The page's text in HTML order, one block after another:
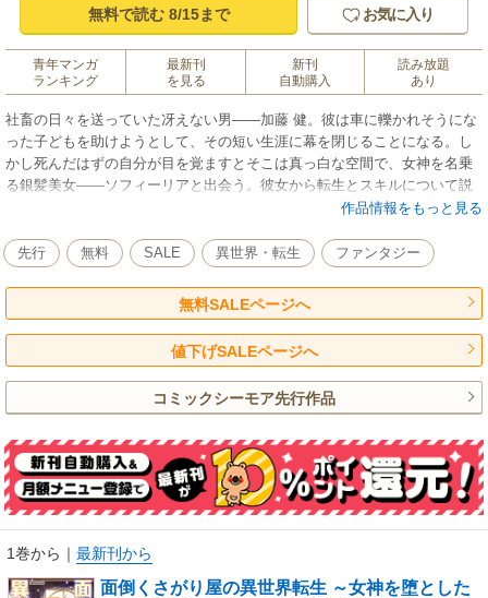
無料で読む 8/15まで お気に入り
青年マンガ
ランキング
最新刊
を見る
新刊
自動購入
読み放題
あり
社畜の日々を送っていた冴えない男――加藤 健。彼は車に轢かれそうにな
った子どもを助けようとして、その短い生涯に幕を閉じることになる。し
かし死んだはずの自分が目を覚ますとそこは真っ白な空間で、女神を名乗
る銀髪美女――ソフィーリアと出会う。彼女から転生とスキルについて説
明を受けるが、ついつい説明そっちのけで一目ぼれした女神を口説いてし
て異世界に転生した男が生前のトラウマを抱えつつも、思いのままに日々
を生きていく。人気異世界WEB小説をフルカラーでコミカライズ！
作品情報をもっと見る
先行 無料 SALE 異世界・転生 ファンタジー
無料SALEページへ
値下げSALEページへ
コミックシーモア先行作品
1巻から ｜ 最新刊から
面倒くさがり屋の異世界転生 ～女神を堕とした